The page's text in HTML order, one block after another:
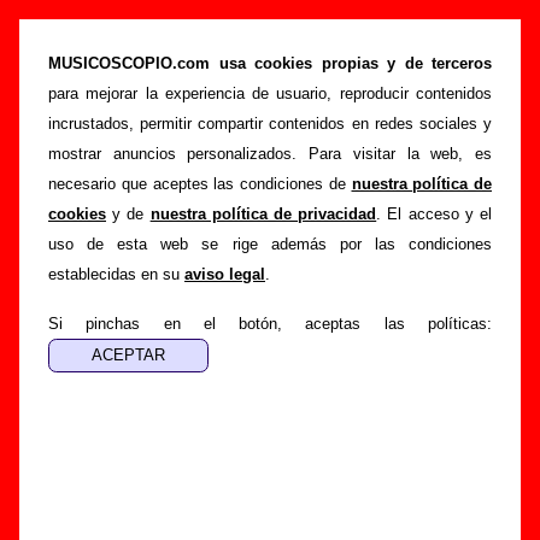
MUSICOSCOPIO.com usa cookies propias y de terceros
para mejorar la experiencia de usuario, reproducir contenidos
incrustados, permitir compartir contenidos en redes sociales y
mostrar anuncios personalizados. Para visitar la web, es
necesario que aceptes las condiciones de nuestra política de
cookies y de nuestra política de privacidad . El acceso y el
uso de esta web se rige además por las condiciones
establecidas en su aviso legal .
Si pinchas en el botón, aceptas las políticas:
Los Pilotos - Añadir o corregir información
Portada >Los Pilotos >Añadir
Si tienes información adicional, puedes enviar nueva
información o corregir la existente mediante el siguiente
formulario o escribiendo un e-mail a
guialven@musicoscopio.com.Gracias por tu
colaboración.
Nombre: